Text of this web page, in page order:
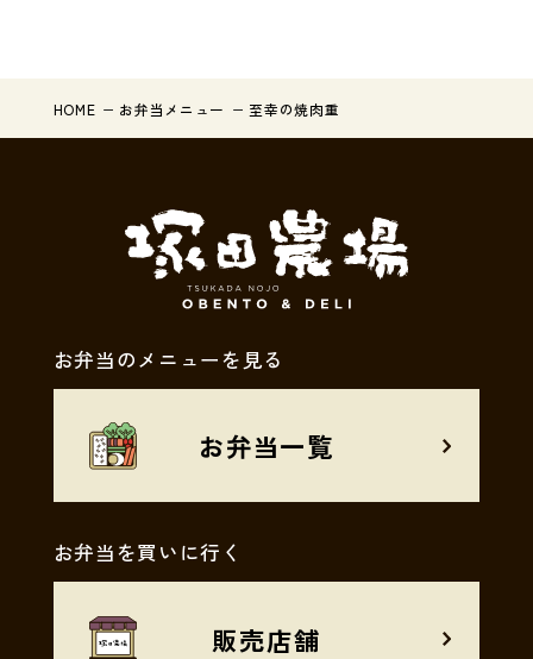
HOME お弁当メニュー 至幸の焼肉重
お弁当のメニューを見る
お弁当一覧
お弁当を買いに行く
販売店舗